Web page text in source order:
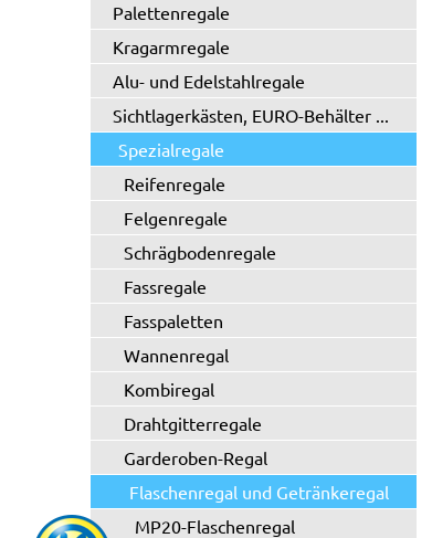
Palettenregale
Kragarmregale
Alu- und Edelstahlregale
Sichtlagerkästen, EURO-Behälter ...
Spezialregale
Reifenregale
Felgenregale
Schrägbodenregale
Fassregale
Fasspaletten
Wannenregal
Kombiregal
Drahtgitterregale
Garderoben-Regal
Flaschenregal und Getränkeregal
MP20-Flaschenregal